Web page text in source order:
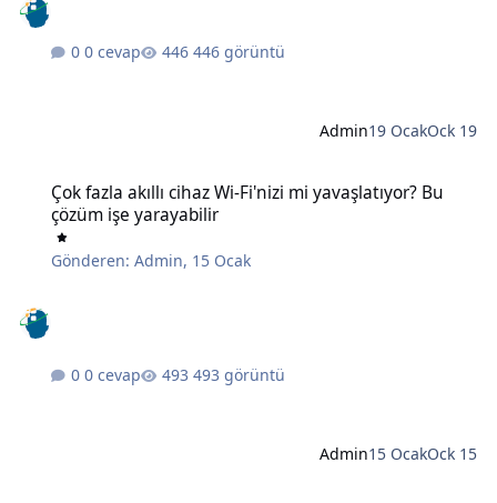
0 cevap 446 görüntü
Admin19 OcakOck 19
Çok fazla akıllı cihaz Wi-Fi'nizi mi yavaşlatıyor? Bu
çözüm işe yarayabilir
Gönderen:Admin, 15 Ocak
0 cevap 493 görüntü
Admin15 OcakOck 15